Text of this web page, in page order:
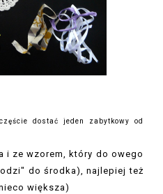
dostać jeden zabytkowy od
i ze wzorem, który do owego
do środka), najlepiej też
większa)